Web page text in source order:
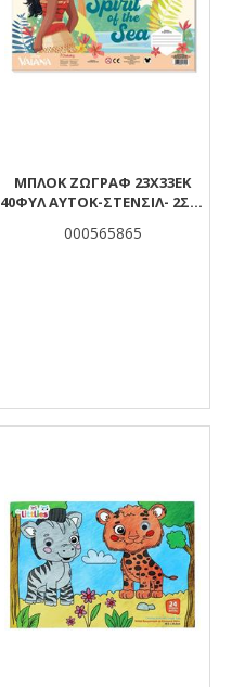
ΜΠΛΟΚ ΖΩΓΡΑΦ 23Χ33ΕΚ
40ΦΥΛ ΑΥΤΟΚ-ΣΤΕΝΣΙΛ- 2ΣΕΛ
000565865